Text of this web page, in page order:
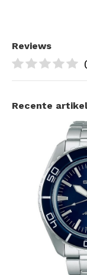
Reviews
Recente